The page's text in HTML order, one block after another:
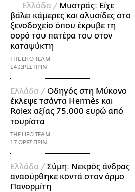
Ελλάδα / Μυστράς: Είχε
βάλει κάμερες και αλυσίδες στο
ξενοδοχείο όπου έκρυβε τη
σορό του πατέρα του στον
καταψύκτη
THE LIFO TEAM
14 ΩΡΕΣ ΠΡΙΝ
Ελλάδα /Οδηγός στη Μύκονο
έκλεψε τσάντα Hermès και
Rolex αξίας 75.000 ευρώ από
τουρίστα
THE LIFO TEAM
17 ΩΡΕΣ ΠΡΙΝ
Ελλάδα /Σύμη: Νεκρός άνδρας
ανασύρθηκε κοντά στον όρμο
Πανορμίτη